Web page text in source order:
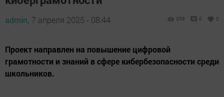
admin, 7 апреля 2025 - 08:44 358 0 0
Проект направлен на повышение цифровой
грамотности и знаний в сфере кибербезопасности среди
школьников.